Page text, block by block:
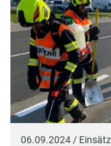
06.09.2024 /